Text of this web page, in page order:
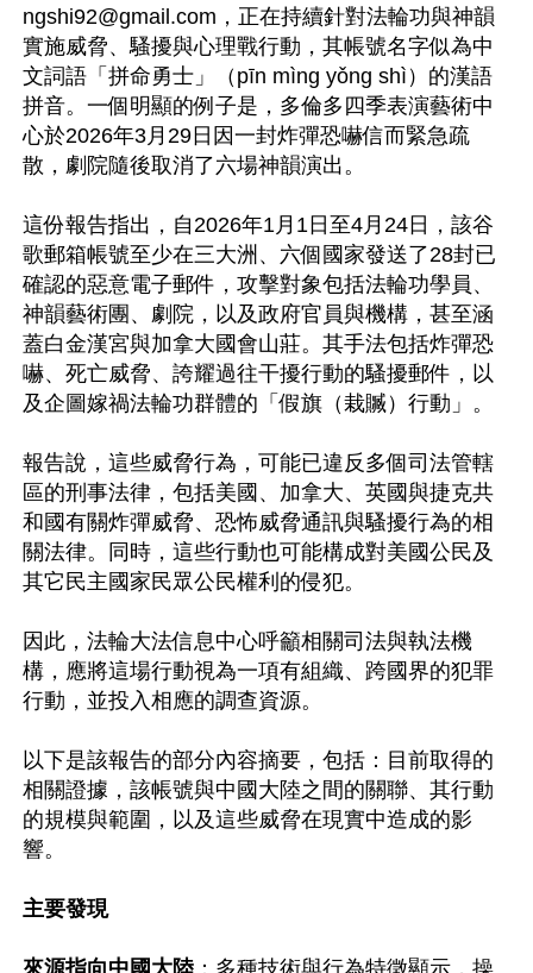
ngshi92@gmail.com ，正在持續針對法輪功與神韻
實施威脅、騷擾與心理戰行動，其帳號名字似為中
文詞語「拼命勇士」（pīn mìng yǒng shì）的漢語
拼音。一個明顯的例子是，多倫多四季表演藝術中
心於2026年3月29日因一封炸彈恐嚇信而緊急疏
散，劇院隨後取消了六場神韻演出。
這份報告指出，自2026年1月1日至4月24日，該谷
歌郵箱帳號至少在三大洲、六個國家發送了28封已
確認的惡意電子郵件，攻擊對象包括法輪功學員、
神韻藝術團、劇院，以及政府官員與機構，甚至涵
蓋白金漢宮與加拿大國會山莊。其手法包括炸彈恐
嚇、死亡威脅、誇耀過往干擾行動的騷擾郵件，以
及企圖嫁禍法輪功群體的「假旗（栽贓）行動」。
報告說，這些威脅行為，可能已違反多個司法管轄
區的刑事法律，包括美國、加拿大、英國與捷克共
和國有關炸彈威脅、恐怖威脅通訊與騷擾行為的相
關法律。同時，這些行動也可能構成對美國公民及
其它民主國家民眾公民權利的侵犯。
因此，法輪大法信息中心呼籲相關司法與執法機
構，應將這場行動視為一項有組織、跨國界的犯罪
行動，並投入相應的調查資源。
以下是該報告的部分內容摘要，包括：目前取得的
相關證據，該帳號與中國大陸之間的關聯、其行動
的規模與範圍，以及這些威脅在現實中造成的影
響。
主要發現
來源指向中國大陸 ：多種技術與行為特徵顯示，操